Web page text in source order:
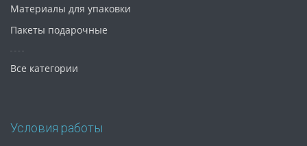
Материалы для упаковки
Пакеты подарочные
Все категории
Условия работы